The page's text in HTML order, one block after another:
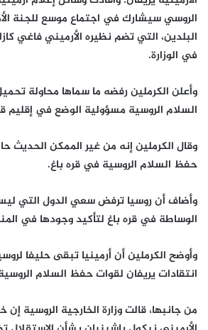
الروسي سيشارك في اجتماع موسع للجنة
البلدين، التي تضم نظيره الأرميني فاغي
في الوزارة.
وأعلن الكرملين رفضه ما سماها محاولة
السلام الروسية مسؤولية الوضع في إقليم
وقال الكرملين إنه من غير الممكن الحديث
حفظ السلام الروسية في قره باغ.
وأضاف أن روسيا ترفض سعي الدول التي
الوساطة في قره باغ لتأكيد وجودها في
وأوضح الكرملين أن أرمينيا تبقى حليفا
انتقادات يريفان لقوات حفظ السلام
من جانبها، قالت وزارة الخارجية الروسية